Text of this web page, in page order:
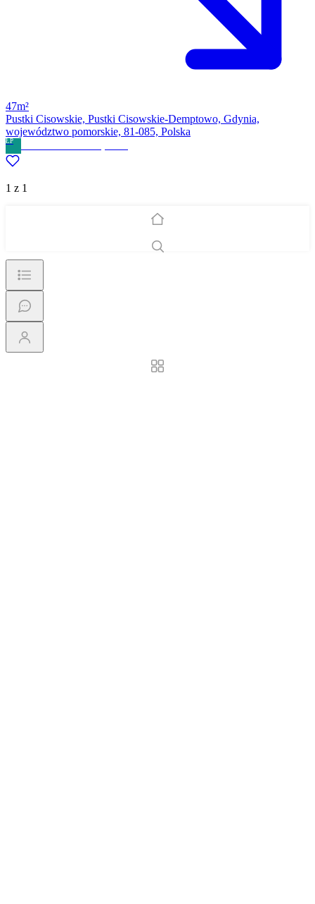
47m²
Pustki Cisowskie, Pustki Cisowskie-Demptowo, Gdynia,
województwo pomorskie, 81-085, Polska
ŁP
1 z 1